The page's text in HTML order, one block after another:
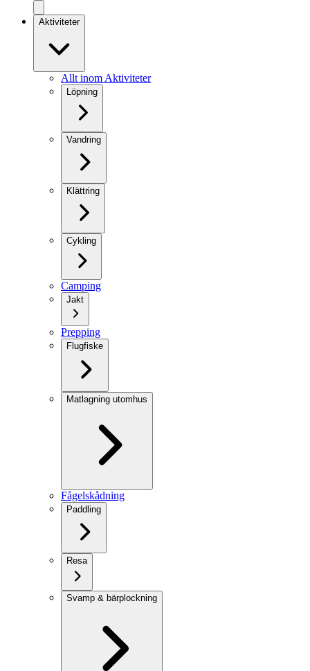
Aktiviteter
Allt inom Aktiviteter
Löpning
Vandring
Klättring
Cykling
Camping
Jakt
Prepping
Flugfiske
Matlagning utomhus
Fågelskådning
Paddling
Resa
Svamp & bärplockning